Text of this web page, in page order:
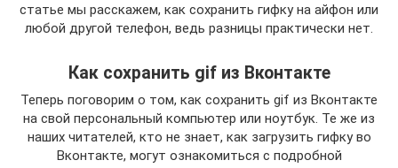
статье мы расскажем, как сохранить гифку на айфон или
любой другой телефон, ведь разницы практически нет.
Как сохранить gif из Вконтакте
Теперь поговорим о том, как сохранить gif из Вконтакте
на свой персональный компьютер или ноутбук. Те же из
наших читателей, кто не знает, как загрузить гифку во
Вконтакте, могут ознакомиться с подробной